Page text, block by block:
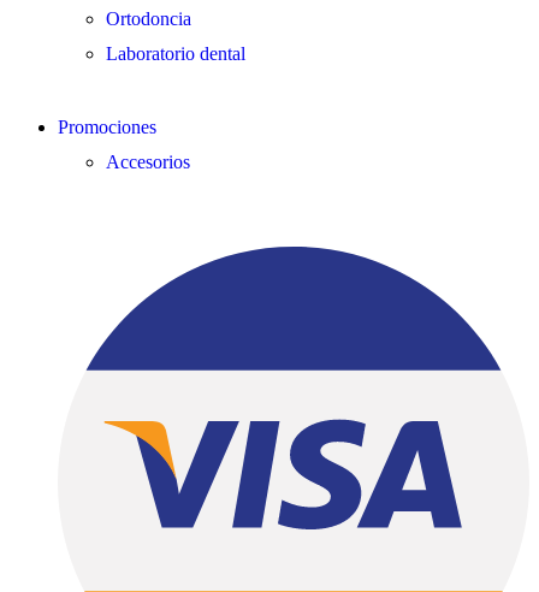
Ortodoncia
Laboratorio dental
Promociones
Accesorios